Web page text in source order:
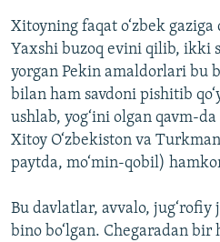
Xitoyning faqat o‘zbek gaziga
Yaxshi buzoq evini qilib, ikki
yorgan Pekin amaldorlari bu
bilan ham savdoni pishitib
ushlab, yog‘ini olgan qavm-
Xitoy O‘zbekiston va
paytda, mo‘min-qobil)
Bu davlatlar, avvalo,
bino bo‘lgan. Chegaradan